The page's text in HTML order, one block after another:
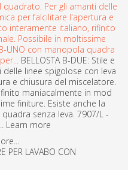
quadrato. Per gli amanti delle
per falcilitare l'apertura e
interamente italiano, rifinito
Possibile in moltissime
UNO con manopola quadra
BELLOSTA B-DUE: Stile e
linee spigolose con leva
e chiusura del miscelatore.
maniacalmente in mod
finiture. Esiste anche la
senza leva. 7907/L -
Learn more